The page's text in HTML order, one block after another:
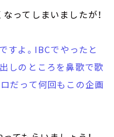
ってしまいましたが！
すよ。IBCでやったと
しのところを鼻歌で歌
だって何回もこの企画